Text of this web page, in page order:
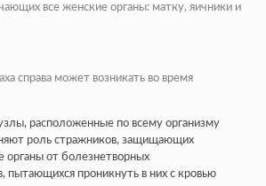
все женские органы: матку, яичники и
справа может возникать во время
расположенные по всему организму
роль стражников, защищающих
органы от болезнетворных
пытающихся проникнуть в них с кровью